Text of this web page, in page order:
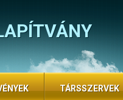
TÁRSSZERVEK